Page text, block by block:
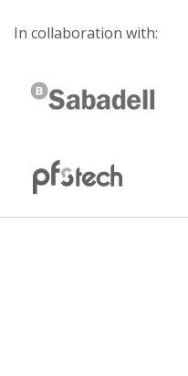
In collaboration with: